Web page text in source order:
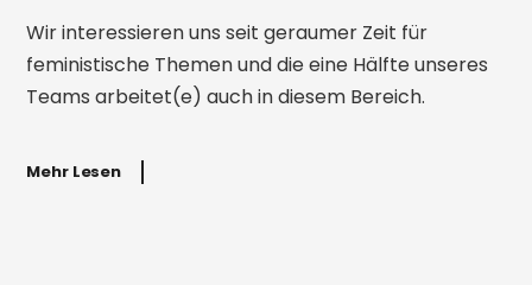
Wir interessieren uns seit geraumer Zeit für
feministische Themen und die eine Hälfte unseres
Teams arbeitet(e) auch in diesem Bereich.
Mehr Lesen